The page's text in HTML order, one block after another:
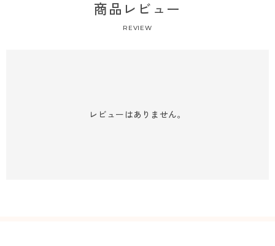
商品レビュー
REVIEW
レビューはありません。